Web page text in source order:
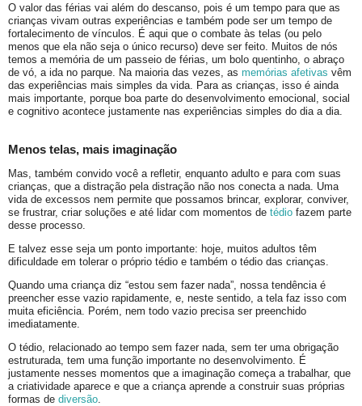
O valor das férias vai além do descanso, pois é um tempo para que as
crianças vivam outras experiências e também pode ser um tempo de
fortalecimento de vínculos. É aqui que o combate às telas (ou pelo
menos que ela não seja o único recurso) deve ser feito. Muitos de nós
temos a memória de um passeio de férias, um bolo quentinho, o abraço
de vó, a ida no parque. Na maioria das vezes, as memórias afetivas vêm
das experiências mais simples da vida. Para as crianças, isso é ainda
mais importante, porque boa parte do desenvolvimento emocional, social
e cognitivo acontece justamente nas experiências simples do dia a dia.
Menos telas, mais imaginação
Mas, também convido você a refletir, enquanto adulto e para com suas
crianças, que a distração pela distração não nos conecta a nada. Uma
vida de excessos nem permite que possamos brincar, explorar, conviver,
se frustrar, criar soluções e até lidar com momentos de tédio fazem parte
desse processo.
E talvez esse seja um ponto importante: hoje, muitos adultos têm
dificuldade em tolerar o próprio tédio e também o tédio das crianças.
Quando uma criança diz “estou sem fazer nada”, nossa tendência é
preencher esse vazio rapidamente, e, neste sentido, a tela faz isso com
muita eficiência. Porém, nem todo vazio precisa ser preenchido
imediatamente.
O tédio, relacionado ao tempo sem fazer nada, sem ter uma obrigação
estruturada, tem uma função importante no desenvolvimento. É
justamente nesses momentos que a imaginação começa a trabalhar, que
a criatividade aparece e que a criança aprende a construir suas próprias
formas de diversão